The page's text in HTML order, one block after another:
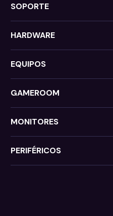
SOPORTE
HARDWARE
EQUIPOS
GAMEROOM
MONITORES
PERIFÉRICOS